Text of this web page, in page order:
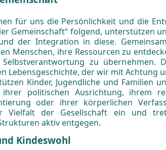
für uns die Persönlichkeit und die
Gemeinschaft“ folgend, unterstützen
der Integration in diese.
Menschen, ihre Ressourcen zu
zu übernehmen.
Lebensgeschichte, der wir mit Achtung
Kinder, Jugendliche und Familien
ihrer politischen Ausrichtung, ihrem
oder ihrer körperlichen
der Gesellschaft ein und
aktiv entgegen.
Kindeswohl